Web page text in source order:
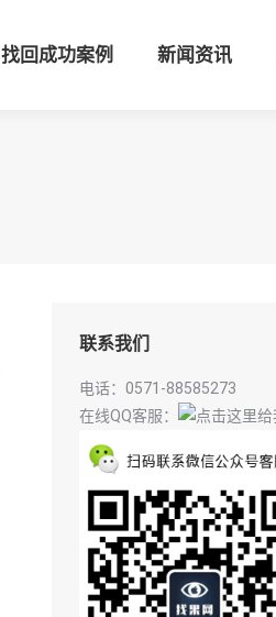
找回成功案例 新闻资讯
联系我们
电话：0571-88585273
在线QQ客服：